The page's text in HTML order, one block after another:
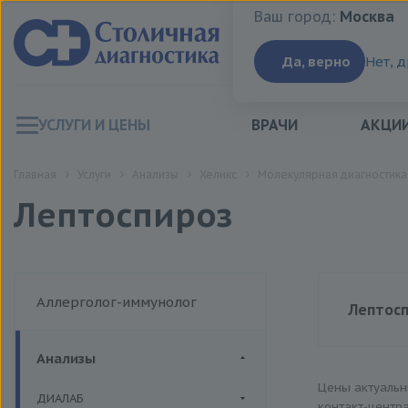
Ваш город:Москва
Ваш город: Москва
Да, верно Нет,
УСЛУГИ И ЦЕНЫ ВРАЧИ
Лептоспироз
Аллерголог-иммунолог
Анализы
ДИАЛАБ
Цены